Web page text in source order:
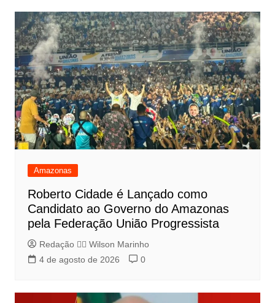
Amazonas
Roberto Cidade é Lançado como
Candidato ao Governo do Amazonas
pela Federação União Progressista
Redação 👨‍⚖️​ Wilson Marinho
4 de agosto de 2026
0